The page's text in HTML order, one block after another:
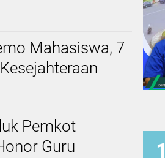
Mahasiswa, 7
Pemkot
Guru